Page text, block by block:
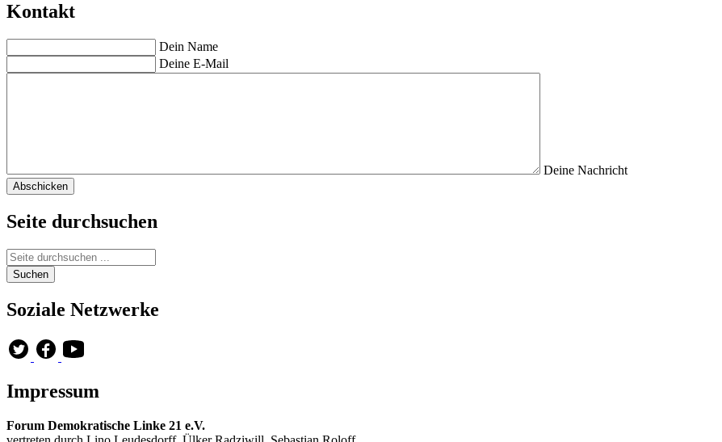
Kontakt
Dein Name
Deine E-Mail
Deine Nachricht
Seite durchsuchen
Soziale Netzwerke
Impressum
Forum Demokratische Linke 21 e.V.